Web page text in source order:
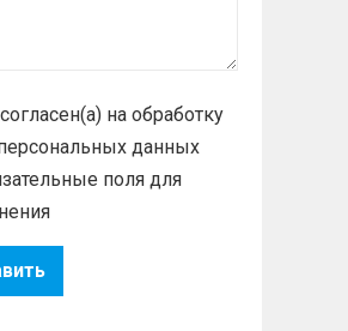
на обработку
данных
поля для